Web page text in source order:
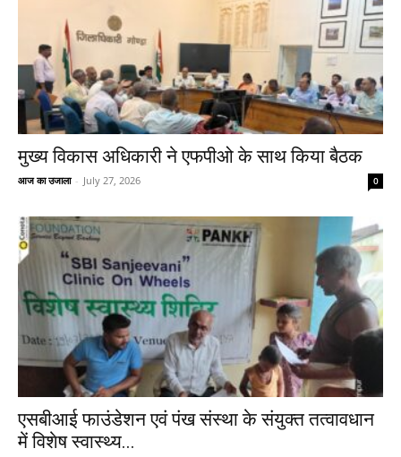
मुख्य विकास अधिकारी ने एफपीओ के साथ किया बैठक
आज का उजाला - July 27, 2026 0
एसबीआई फाउंडेशन एवं पंख संस्था के संयुक्त तत्वावधान
में विशेष स्वास्थ्य...